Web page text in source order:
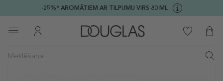
-25%* AROMĀTIEM AR TILPUMU VIRS 80 ML